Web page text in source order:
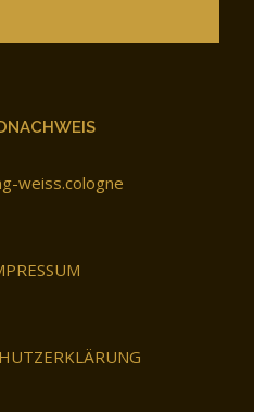
weiss.cologne